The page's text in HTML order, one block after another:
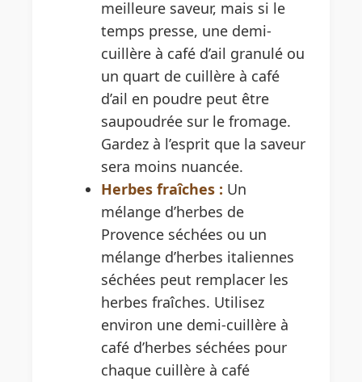
meilleure saveur, mais si le
temps presse, une demi-
cuillère à café d’ail granulé ou
un quart de cuillère à café
d’ail en poudre peut être
saupoudrée sur le fromage.
Gardez à l’esprit que la saveur
sera moins nuancée.
Herbes fraîches : Un
mélange d’herbes de
Provence séchées ou un
mélange d’herbes italiennes
séchées peut remplacer les
herbes fraîches. Utilisez
environ une demi-cuillère à
café d’herbes séchées pour
chaque cuillère à café